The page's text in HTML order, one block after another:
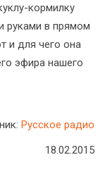
кормилку
руками в прямом
и для чего она
эфира нашего
Русское радио
18.02.2015